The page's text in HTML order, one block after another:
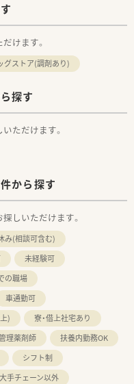
けます。
グストア(調剤あり)
探す
ただけます。
から探す
しいただけます。
み(相談可含む)
未経験可
の職場
車通勤可
)
寮・借上社宅あり
理薬剤師
扶養内勤務OK
シフト制
大手チェーン以外